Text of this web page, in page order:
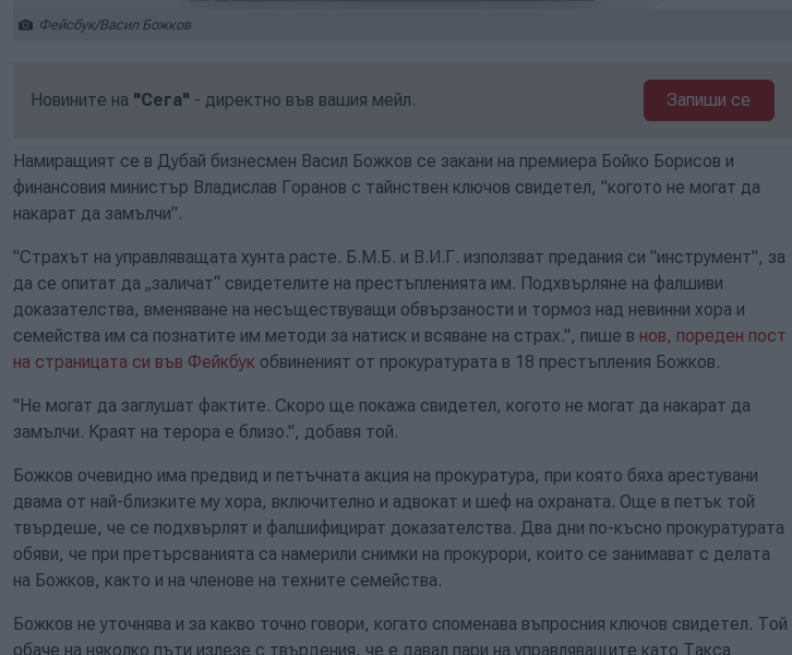
Фейсбук/Васил Божков
Новините на "Сега" - директно във вашия мейл. Запиши се
Намиращият се в Дубай бизнесмен Васил Божков се закани на премиера Бойко Борисов и
финансовия министър Владислав Горанов с тайнствен ключов свидетел, "когото не могат да
накарат да замълчи".
"Страхът на управляващата хунта расте. Б.М.Б. и В.И.Г. използват предания си "инструмент", за
да се опитат да „заличат“ свидетелите на престъпленията им. Подхвърляне на фалшиви
доказателства, вменяване на несъществуващи обвързаности и тормоз над невинни хора и
семейства им са познатите им методи за натиск и всяване на страх.", пише в нов, пореден пост
на страницата си във Фейкбук обвиненият от прокуратурата в 18 престъпления Божков.
"Не могат да заглушат фактите. Скоро ще покажа свидетел, когото не могат да накарат да
замълчи. Краят на терора е близо.", добавя той.
Божков очевидно има предвид и петъчната акция на прокуратура, при която бяха арестувани
двама от най-близките му хора, включително и адвокат и шеф на охраната. Още в петък той
твърдеше, че се подхвърлят и фалшифицират доказателства. Два дни по-късно прокуратурата
обяви, че при претърсванията са намерили снимки на прокурори, които се занимават с делата
на Божков, както и на членове на техните семейства.
Божков не уточнява и за какво точно говори, когато споменава въпросния ключов свидетел. Той
обаче на няколко пъти излезе с твърдения, че е давал пари на управляващите като Такса